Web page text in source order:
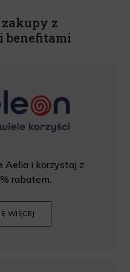
zakupy z
Aelia i korzystaj z
rabatem.
WIĘCEJ